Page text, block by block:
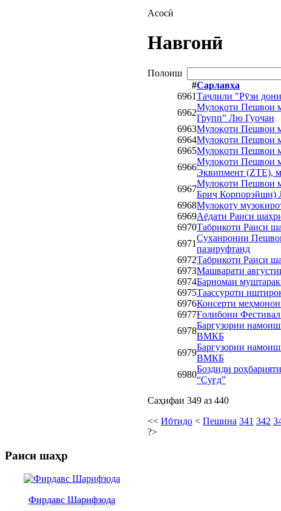
Асосӣ
Навгонӣ
Полоиш
#Сарлавҳа
6961Таҷлили "Рӯзи
6962
Мулоқоти Пешвои
Групп” Лю Гуочан
6963Мулоқоти Пешвои
6964Мулоқоти Пешвои
6965Мулоқоти Пешвои
6966
Мулоқоти Пешвои
Эквипмент (ZTE),
6967
Мулоқоти Пешвои
Бриҷ Корпорэйшн)
6968Мулоқоту
6969Аёдати Раиси
6970Табрикоти Раиси
6971
Суханронии
пазируфтанд
6972Табрикоти Раиси
6973Машварати
6974Барномаи
6975Таассуроти
6976Консерти
6977Ғолибони
6978
Баргузории
ВМКБ
6979
Баргузории
ВМКБ
6980
Боздиди
“Суғд”
Саҳифаи 349 аз 440
<< Ибтидо < Пешина 341 342
?>
Раиси шаҳр
Фирдавс Шарифзода